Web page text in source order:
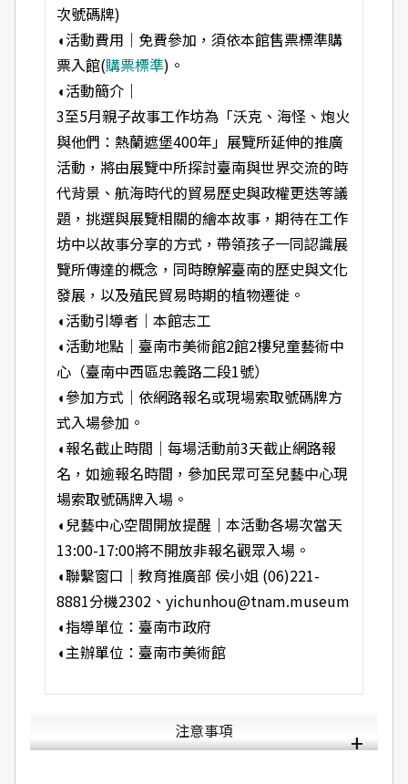
次號碼牌)
◖活動費用｜免費參加，須依本館售票標準購
票入館(購票標準)。
◖活動簡介｜
3至5月親子故事工作坊為「沃克、海怪、炮火
與他們：熱蘭遮堡400年」展覽所延伸的推廣
活動，將由展覽中所探討臺南與世界交流的時
代背景、航海時代的貿易歷史與政權更迭等議
題，挑選與展覽相關的繪本故事，期待在工作
坊中以故事分享的方式，帶領孩子一同認識展
覽所傳達的概念，同時瞭解臺南的歷史與文化
發展，以及殖民貿易時期的植物遷徙。
◖活動引導者｜本館志工
◖活動地點｜臺南市美術館2館2樓兒童藝術中
心（臺南中西區忠義路二段1號）
◖參加方式｜依網路報名或現場索取號碼牌方
式入場參加。
◖報名截止時間｜每場活動前3天截止網路報
名，如逾報名時間，參加民眾可至兒藝中心現
場索取號碼牌入場。
◖兒藝中心空間開放提醒 ｜本活動各場次當天
13:00-17:00將不開放非報名觀眾入場。
◖聯繫窗口｜ 教育推廣部 侯小姐 (06)221-
8881分機2302、 yichunhou@tnam.museum
◖指導單位：臺南市政府
◖主辦單位：臺南市美術館
注意事項